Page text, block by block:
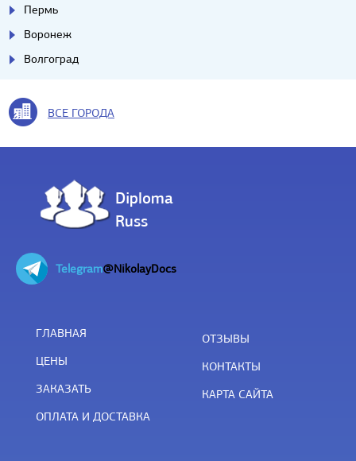
Пермь
Воронеж
Волгоград
ВСЕ ГОРОДА
Diploma
Russ
Telegram@NikolayDocs
ГЛАВНАЯ
ЦЕНЫ
ЗАКАЗАТЬ
ОПЛАТА И ДОСТАВКА
ОТЗЫВЫ
КОНТАКТЫ
КАРТА САЙТА